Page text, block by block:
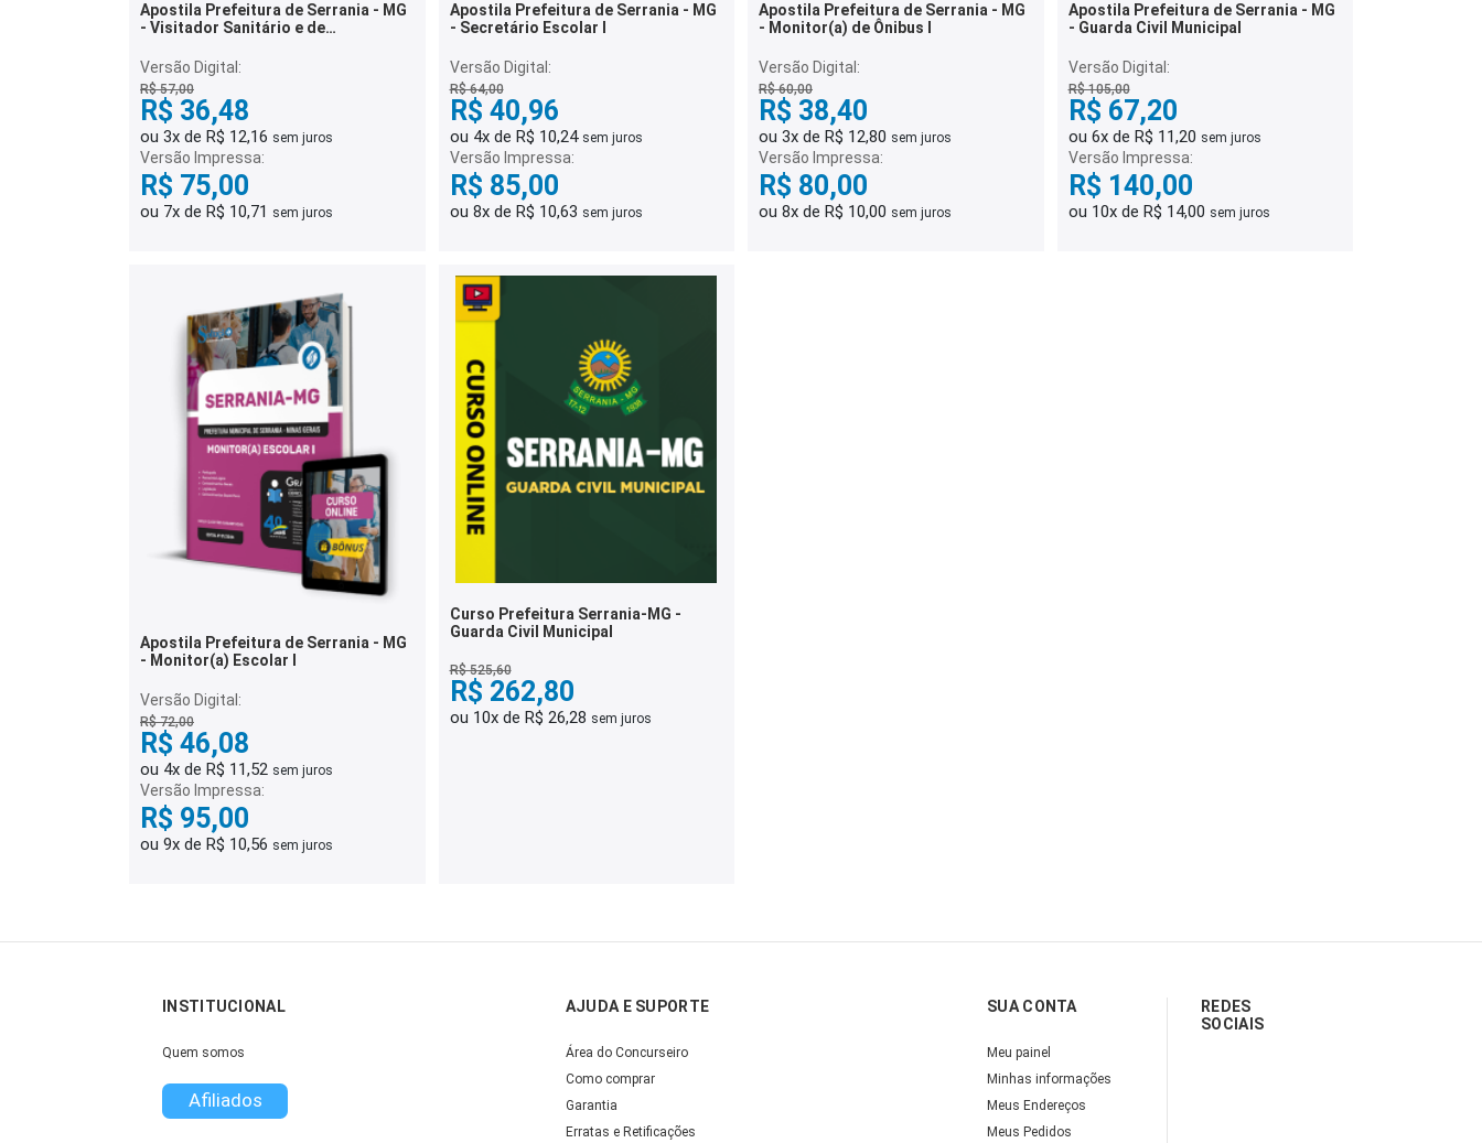
Apostila Prefeitura de Serrania - MG
- Visitador Sanitário e de
Versão Digital:
R$ 57,00
R$ 36,48
ou 3x de R$ 12,16 sem juros
Versão Impressa:
R$ 75,00
ou 7x de R$ 10,71 sem juros
Apostila Prefeitura de Serrania - MG
- Secretário Escolar I
Versão Digital:
R$ 64,00
R$ 40,96
ou 4x de R$ 10,24 sem juros
Versão Impressa:
R$ 85,00
ou 8x de R$ 10,63 sem juros
Apostila Prefeitura de Serrania - MG
- Monitor(a) de Ônibus I
Versão Digital:
R$ 60,00
R$ 38,40
ou 3x de R$ 12,80 sem juros
Versão Impressa:
R$ 80,00
ou 8x de R$ 10,00 sem juros
Apostila Prefeitura de Serrania - MG
- Guarda Civil Municipal
Versão Digital:
R$ 105,00
R$ 67,20
ou 6x de R$ 11,20 sem juros
Versão Impressa:
R$ 140,00
ou 10x de R$ 14,00 sem juros
Apostila Prefeitura de Serrania - MG
- Monitor(a) Escolar I
Versão Digital:
R$ 72,00
R$ 46,08
ou 4x de R$ 11,52 sem juros
Versão Impressa:
R$ 95,00
ou 9x de R$ 10,56 sem juros
Curso Prefeitura Serrania-MG -
Guarda Civil Municipal
R$ 525,60
R$ 262,80
ou 10x de R$ 26,28 sem juros
INSTITUCIONAL
Quem somos
Afiliados
AJUDA E SUPORTE
Área do Concurseiro
Como comprar
Garantia
Erratas e Retificações
SUA CONTA
Meu painel
Minhas informações
Meus Endereços
Meus Pedidos
REDES
SOCIAIS